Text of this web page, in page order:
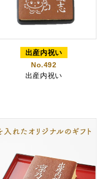
出産内祝い
No.492
出産内祝い